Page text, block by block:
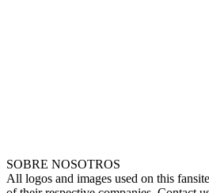
SOBRE NOSOTROS
All logos and images used on this